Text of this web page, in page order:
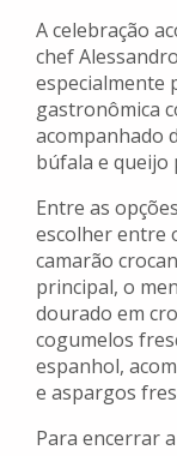
A celebração
chef
especialmente
gastronômica
acompanhado
búfala e queijo
Entre as
escolher entre
camarão
principal, o
dourado em
cogumelos
espanhol,
e aspargos
Para encerrar